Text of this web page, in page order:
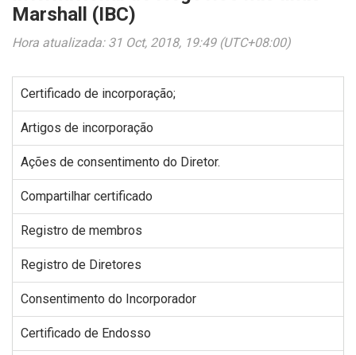
Marshall (IBC)
Hora atualizada: 31 Oct, 2018, 19:49 (UTC+08:00)
Certificado de incorporação;
Artigos de incorporação
Ações de consentimento do Diretor.
Compartilhar certificado
Registro de membros
Registro de Diretores
Consentimento do Incorporador
Certificado de Endosso